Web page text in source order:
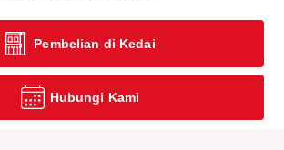
Pembelian di Kedai
Hubungi Kami